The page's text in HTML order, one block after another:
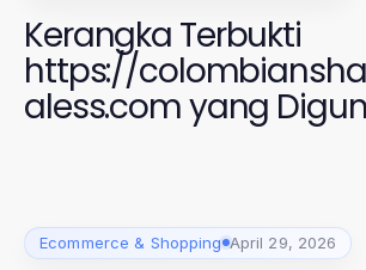
Kerangka Terbukti
https://
aless.com yang
Perempuan Modern
Ecommerce & Shopping April 29, 2026